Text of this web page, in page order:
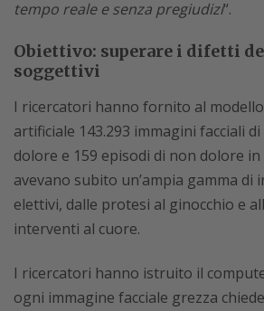
tempo reale e senza pregiudizi“.
Obiettivo: superare i difetti
soggettivi
I ricercatori hanno fornito al
artificiale 143.293 immagini facciali
dolore e 159 episodi di non dolore
avevano subito un’ampia gamma
elettivi, dalle protesi al ginocchio e
interventi al cuore.
I ricercatori hanno istruito il
ogni immagine facciale grezza